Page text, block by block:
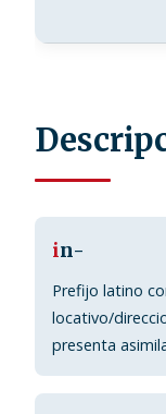
in-
Prefijo latino
locativo/
presenta